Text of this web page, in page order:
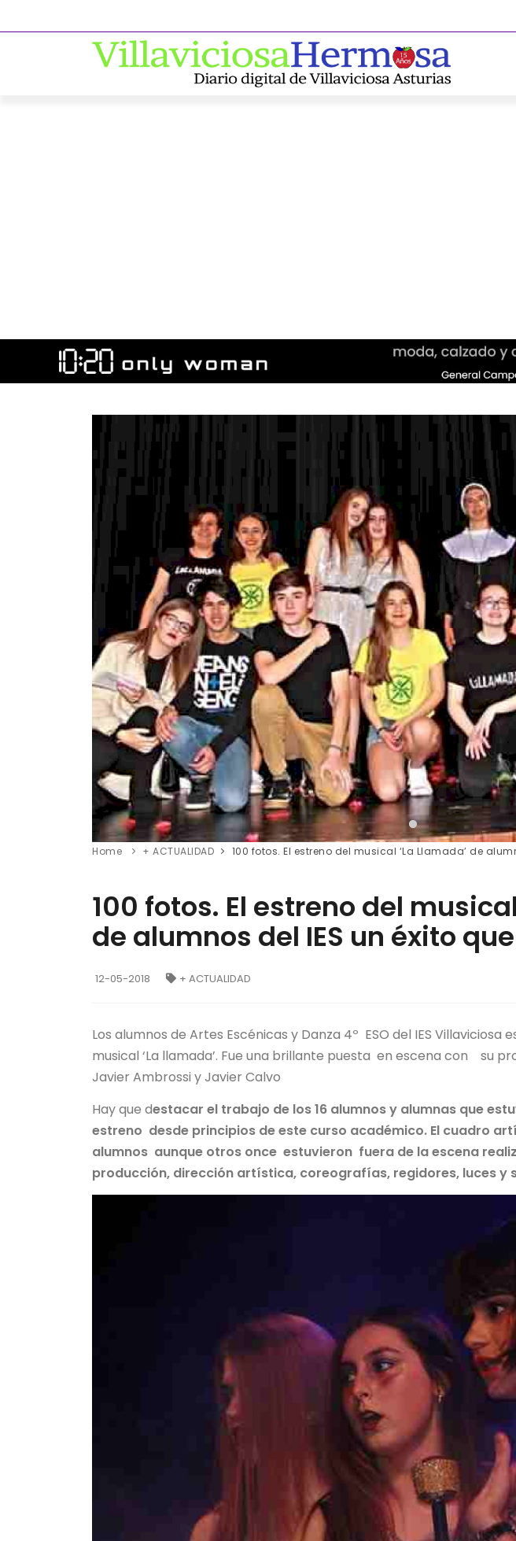
Home + ACTUALIDAD 100 fotos. El estreno del musical ‘La Llamada’ de
100 fotos. El estreno del
de alumnos del IES un éxito
12-05-2018 + ACTUALIDAD
Los alumnos de Artes Escénicas y Danza 4º ESO del IES
musical ‘La llamada’. Fue una brillante puesta en escena con su
Javier Ambrossi y Javier Calvo
Hay que destacar el trabajo de los 16 alumnos y alumnas que
estreno desde principios de este curso académico. El cuadro
alumnos aunque otros once estuvieron fuera de la escena
producción, dirección artística, coreografías, regidores, luces y